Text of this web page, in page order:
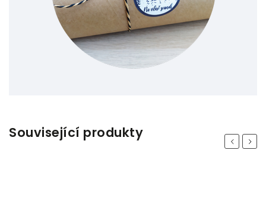
Související produkty Previous
Next